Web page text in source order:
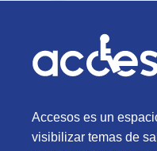
Accesos es un
visibilizar temas de